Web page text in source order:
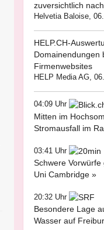
zuversichtlich
Helvetia Baloise,
HELP.CH-
Domainendungen
Firmenwebsites
HELP Media AG,
04:09 Uhr
Mitten im
Stromausfall im
03:41 Uhr
Schwere
Uni Cambridge »
20:32 Uhr
Besondere Lage
Wasser auf